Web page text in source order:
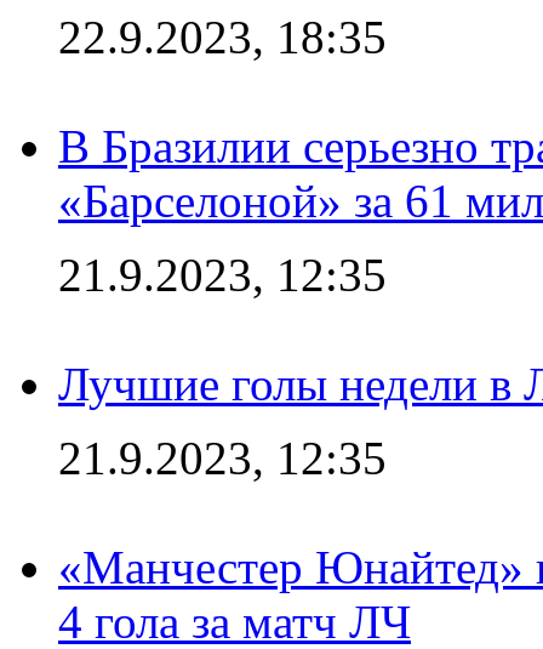
22.9.2023, 18:35
В Бразилии серьезно
«Барселоной» за 61
21.9.2023, 12:35
Лучшие голы недели в
21.9.2023, 12:35
«Манчестер Юнайтед»
4 гола за матч ЛЧ